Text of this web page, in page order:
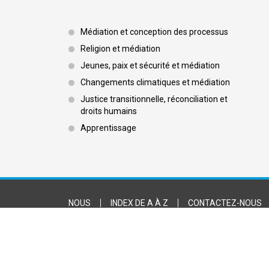
Footer 3
Médiation et conception des processus
Religion et médiation
Jeunes, paix et sécurité et médiation
Changements climatiques et médiation
Justice transitionnelle, réconciliation et
droits humains
Apprentissage
Footer Bottom
NOUS INDEX DE A À Z CONTACTEZ-NOUS